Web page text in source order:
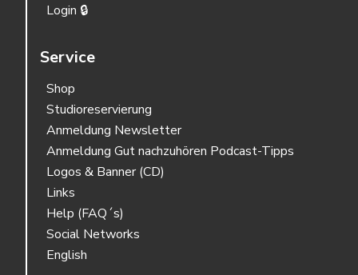
Login 🔒
Service
Shop
Studioreservierung
Anmeldung Newsletter
Anmeldung Gut nachzuhören Podcast-Tipps
Logos & Banner (CD)
Links
Help (FAQ´s)
Social Networks
English